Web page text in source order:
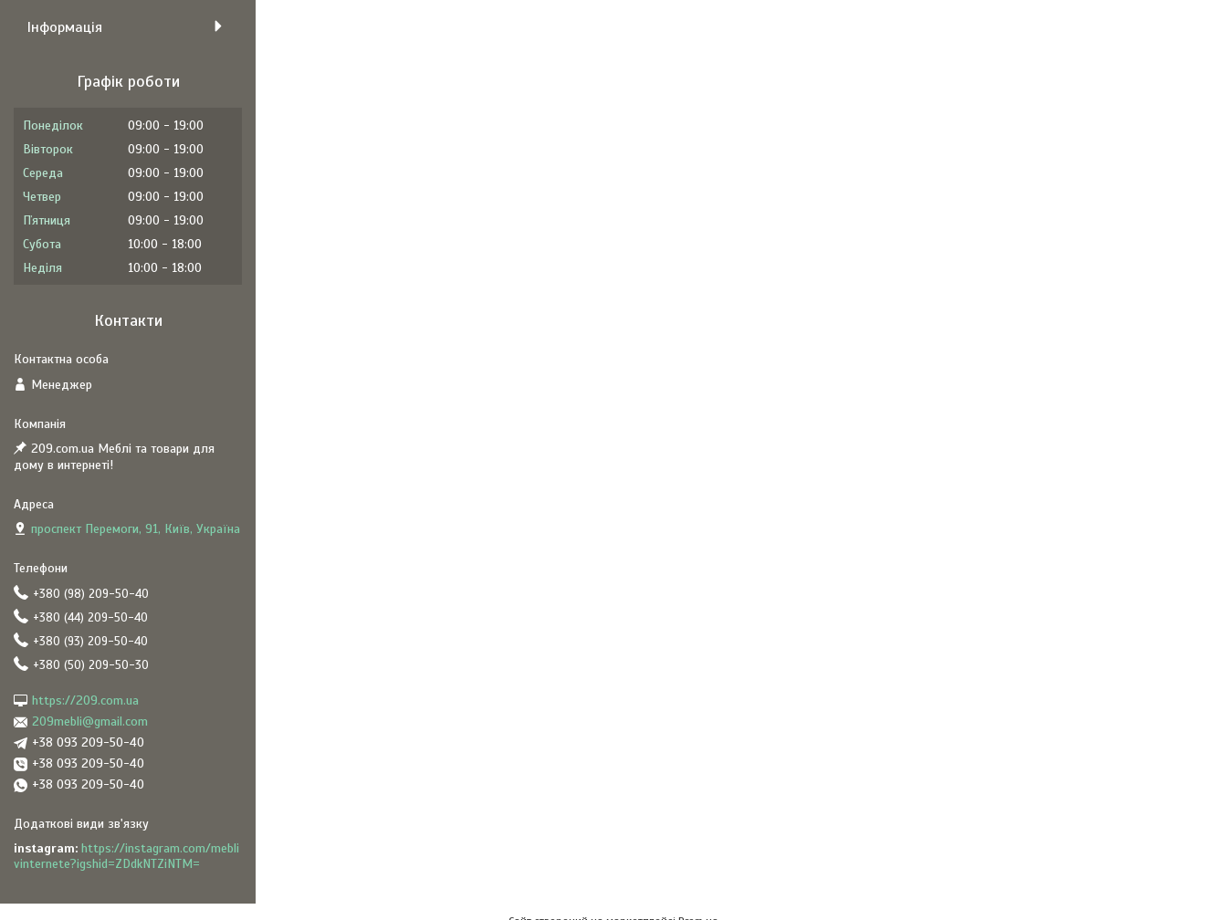
Інформація
Графік роботи
Понеділок 09:00
19:00
Вівторок
09:00
19:00
Середа
09:00
19:00
Четвер
09:00
19:00
Пʼятниця
09:00
19:00
Субота
10:00
18:00
Неділя
10:00 18:00
Контакти
Менеджер
209.com.ua Меблі та товари для
дому в интернеті!
проспект Перемоги, 91, Київ, Україна
+380 (98) 209-50-40
+380 (44) 209-50-40
+380 (93) 209-50-40
+380 (50) 209-50-30
https://209.com.ua
209mebli@gmail.com
+38 093 209-50-40
+38 093 209-50-40
+38 093 209-50-40
instagram https://instagram.com/mebli
vinternete?igshid=ZDdkNTZiNTM=